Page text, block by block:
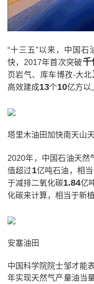
“十三五”以来，中国
快，2017年首次突破千
页岩气、库车博孜-大北
高效建成13个10亿方以
塔里木油田加快南天山
2020年，中国石油天然
值超过1亿吨石油，相
于减排二氧化碳1.84亿
化碳来计算，相当于新植
安塞油田
中国科学院院士邹才能
年实现天然气产量油当